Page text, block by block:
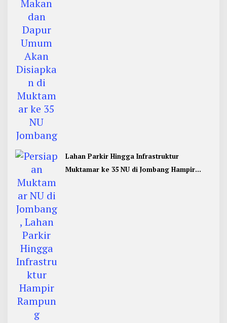
Lahan Parkir Hingga Infrastruktur
Muktamar ke 35 NU di Jombang Hampir